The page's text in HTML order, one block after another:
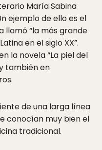
María Sabina
ejemplo de ello es el
llamó “la más grande
en el siglo XX”.
la novela “La piel del
también en
de una larga línea
conocían muy bien el
tradicional.